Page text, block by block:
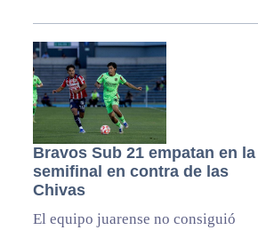
Bravos Sub 21 empatan en la
semifinal en contra de las
Chivas
El equipo juarense no consiguió